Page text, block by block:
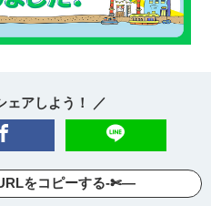
ェアしよう！ ／
をコピーする-✄—